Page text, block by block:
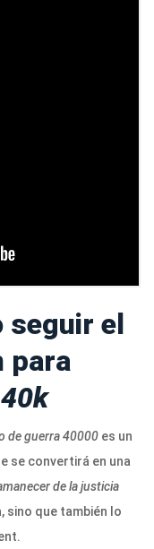
seguir el
para
de guerra 40000 es un
se convertirá en una
de la justicia
sino que también lo